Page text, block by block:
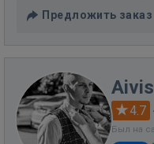
Предложить заказ
4.7 ·
Был на